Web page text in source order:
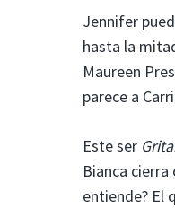
Jennifer
hasta la
Maureen
parece a
Este ser
Bianca
entiende? El